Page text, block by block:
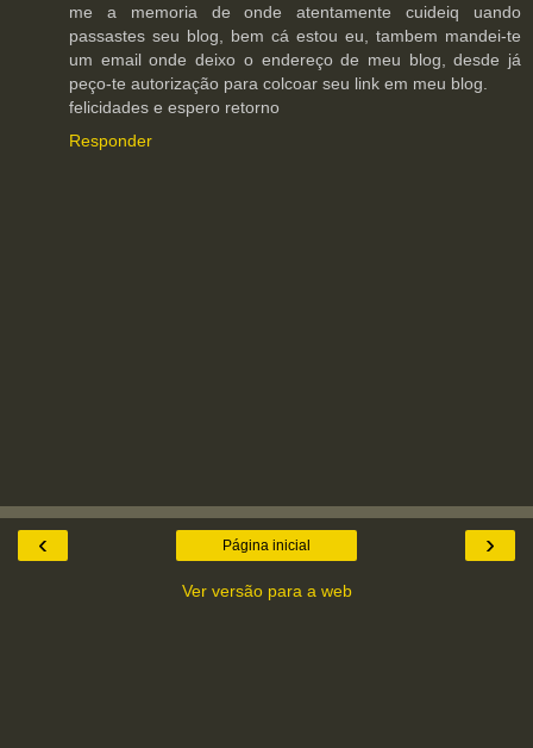
me a memoria de onde atentamente cuideiq uando
passastes seu blog, bem cá estou eu, tambem mandei-te
um email onde deixo o endereço de meu blog, desde já
peço-te autorização para colcoar seu link em meu blog.
felicidades e espero retorno
Responder
‹ ›
Página inicial
Ver versão para a web